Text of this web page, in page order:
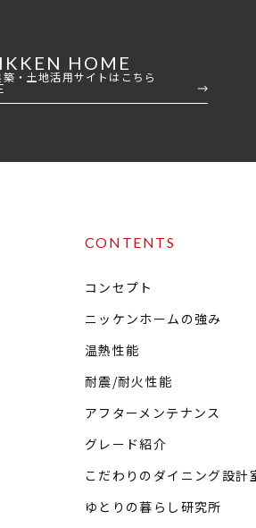
アフターメンテナンス
HOME
・土地活用サイトはこちら
CONTENTS
コンセプト
ニッケンホームの強み
温熱性能
耐震/耐火性能
アフターメンテナンス
グレード紹介
こだわりのダイニング設計
ゆとりの暮らし研究所